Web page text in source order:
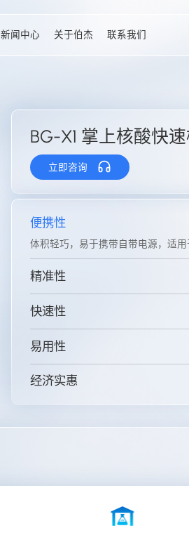
新闻中心 关于伯杰 联系我们
BG-X1 掌上核酸快
立即咨询
便携性
体积轻巧，易于携带自带电源，适
精准性
快速性
易用性
经济实惠